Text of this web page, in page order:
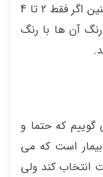
وسیعی از رنگ های C انتخاب کنید. همچنین اگر فقط 2 تا 4
آن ها با رنگ
گوییم که حتما و
بیمار است که می
انتخاب کند ولی